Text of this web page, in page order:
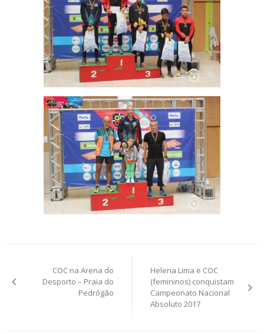
navigation
COC na Arena do
Desporto – Praia do
Pedrógão
Helena Lima e COC
(femininos) conquistam
Campeonato Nacional
Absoluto 2017